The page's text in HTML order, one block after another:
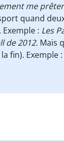
me
quand
: Les
de 2012. Mais
fin). Exemple :